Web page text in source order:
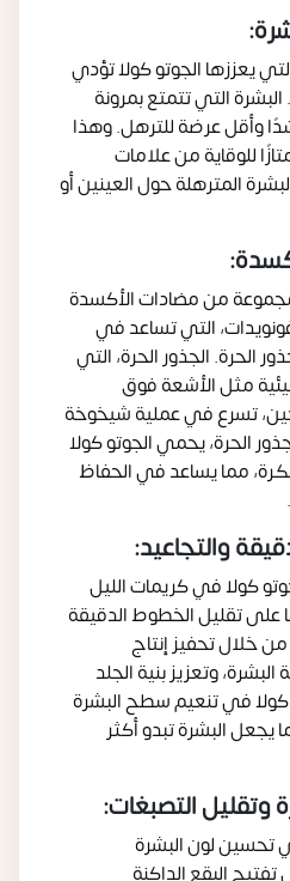
يعززها الجوتو كولا تؤدي
التي تتمتع بمرونة
وأقل عرضة للترهل. وهذا
للوقاية من علامات
المترهلة حول العينين أو
من مضادات الأكسدة
التي تساعد في
الحرة. الجذور الحرة، التي
مثل الأشعة فوق
تسرع في عملية شيخوخة
الحرة، يحمي الجوتو كولا
مما يساعد في الحفاظ
كولا في كريمات الليل
على تقليل الخطوط الدقيقة
خلال تحفيز إنتاج
وتعزيز بنية الجلد
في تنعيم سطح البشرة
يجعل البشرة تبدو أكثر
تحسين لون البشرة
البقع الداكنة